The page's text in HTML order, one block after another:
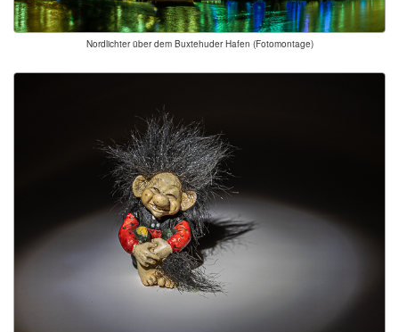
Nordlichter über dem Buxtehuder Hafen (Fotomontage)